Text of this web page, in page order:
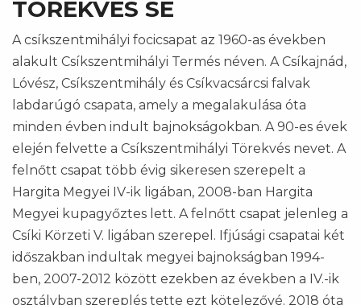
TÖREKVÉS SE
A csíkszentmihályi focicsapat az 1960-as években
alakult Csíkszentmihályi Termés néven. A Csíkajnád,
Lóvész, Csíkszentmihály és Csíkvacsárcsi falvak
labdarúgó csapata, amely a megalakulása óta
minden évben indult bajnokságokban. A 90-es évek
elején felvette a Csíkszentmihályi Törekvés nevet. A
felnőtt csapat több évig sikeresen szerepelt a
Hargita Megyei IV-ik ligában, 2008-ban Hargita
Megyei kupagyőztes lett. A felnőtt csapat jelenleg a
Csíki Körzeti V. ligában szerepel. Ifjúsági csapatai két
időszakban indultak megyei bajnokságban 1994-
ben, 2007-2012 között ezekben az években a IV.-ik
osztályban szereplés tette ezt kötelezővé. 2018 óta